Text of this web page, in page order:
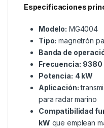
Especificaciones
Modelo: MG4004
Tipo: magnetrón
Banda de
Frecuencia: 9380
Potencia: 4 kW
Aplicación:
para radar marino
Compatibilidad
kW que emplean